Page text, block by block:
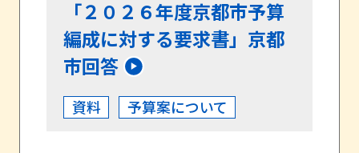
「２０２６年度京都市予算
編成に対する要求書」京都
市回答
資料 予算案について